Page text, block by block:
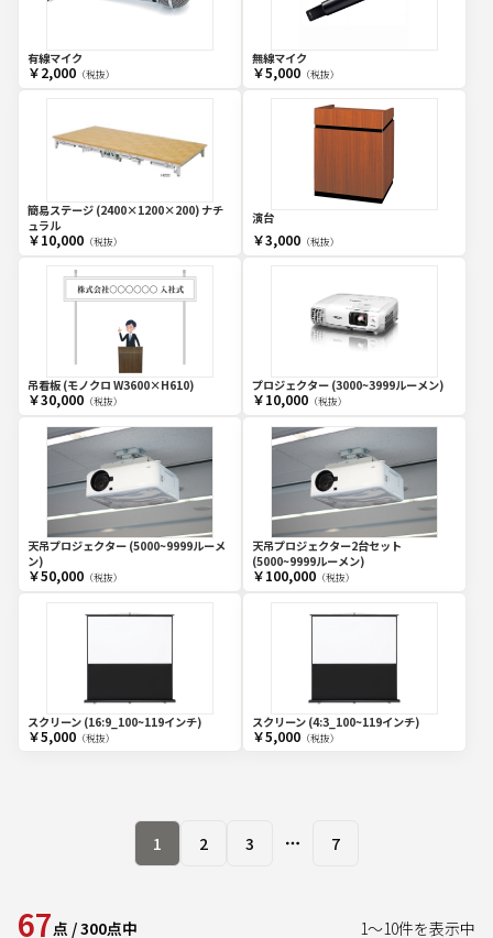
有線マイク
￥2,000（税抜）
無線マイク
￥5,000（税抜）
簡易ステージ (2400×1200×200) ナチ
ュラル
￥10,000（税抜）
演台
￥3,000（税抜）
吊看板 (モノクロ W3600×H610)
￥30,000（税抜）
プロジェクター (3000~3999ルーメン)
￥10,000（税抜）
天吊プロジェクター (5000~9999ルーメ
ン)
￥50,000（税抜）
天吊プロジェクター2台セット
(5000~9999ルーメン)
￥100,000（税抜）
スクリーン (16:9_100~119インチ)
￥5,000（税抜）
スクリーン (4:3_100~119インチ)
￥5,000（税抜）
1 2 3 More pages
7
67点 /300点中 1～10件を表示中